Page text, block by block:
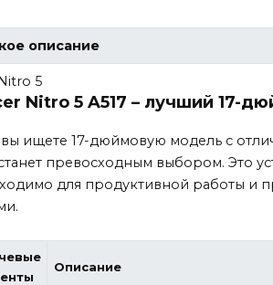
описание
5
Nitro 5 A517 – лучший 17-
ищете 17-дюймовую модель с
превосходным выбором. Это
для продуктивной работы и
Описание